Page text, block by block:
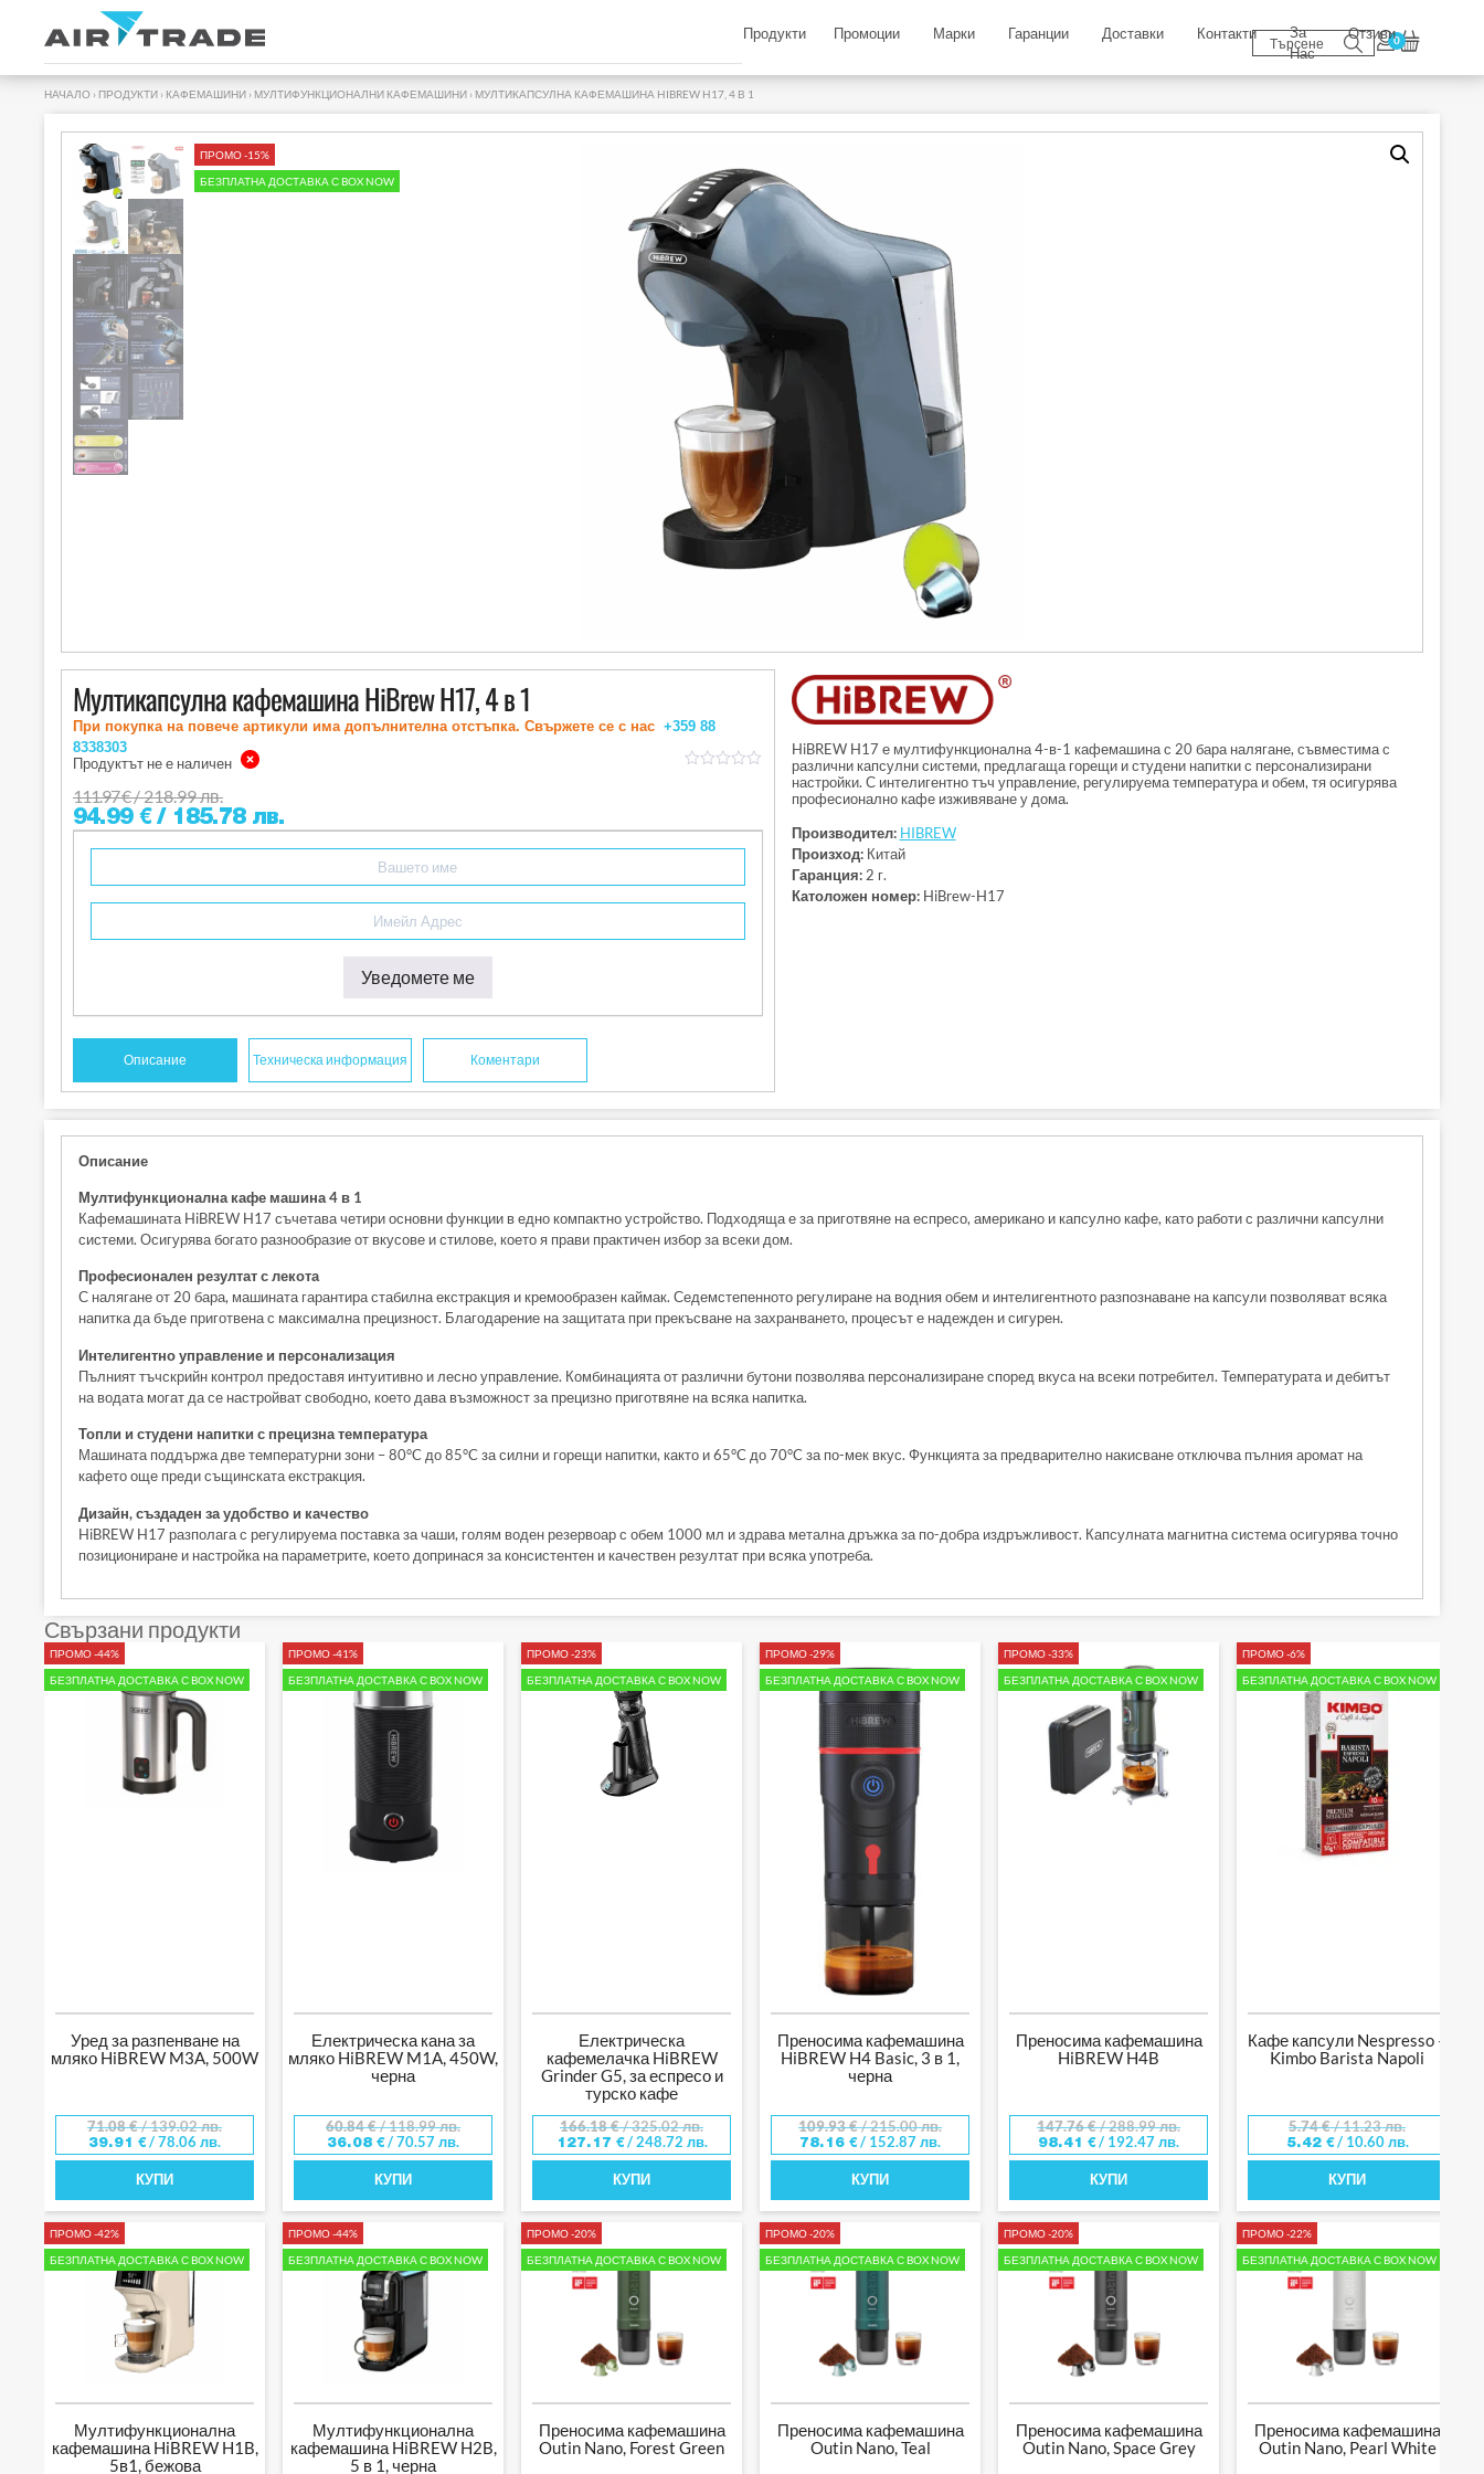
Продукти Промоции Марки Гаранции Доставки Контакти
За
Нас
Отзиви0
НАЧАЛО › ПРОДУКТИ › КАФЕМАШИНИ › МУЛТИФУНКЦИОНАЛНИ КАФЕМАШИНИ › МУЛТИКАПСУЛНА КАФЕМАШИНА HIBREW H17, 4 В 1
ПРОМО -15%
БЕЗПЛАТНА ДОСТАВКА С BOX NOW
Мултикапсулна кафемашина HiBrew H17, 4 в 1
При покупка на повече артикули има допълнителна отстъпка. Свържете се с нас +359 88
8338303
Продуктът не е наличен
111.97€/ 218.99 лв.
94.99 €/ 185.78 лв.
Уведомете ме
Описание Техническа информация Коментари
HiBREW H17 е мултифункционална 4-в-1 кафемашина с 20 бара налягане, съвместима с
различни капсулни системи, предлагаща горещи и студени напитки с персонализирани
настройки. С интелигентно тъч управление, регулируема температура и обем, тя осигурява
професионално кафе изживяване у дома.
Производител: HIBREW
Произход:Китай
Гаранция:2 г.
Католожен номер:HiBrew-H17
Описание
Мултифункционална кафе машина 4 в 1
Кафемашината HiBREW H17 съчетава четири основни функции в едно компактно устройство. Подходяща е за приготвяне на еспресо, американо и капсулно кафе, като работи с различни капсулни
системи. Осигурява богато разнообразие от вкусове и стилове, което я прави практичен избор за всеки дом.
Професионален резултат с лекота
С налягане от 20 бара, машината гарантира стабилна екстракция и кремообразен каймак. Седемстепенното регулиране на водния обем и интелигентното разпознаване на капсули позволяват всяка
напитка да бъде приготвена с максимална прецизност. Благодарение на защитата при прекъсване на захранването, процесът е надежден и сигурен.
Интелигентно управление и персонализация
Пълният тъчскрийн контрол предоставя интуитивно и лесно управление. Комбинацията от различни бутони позволява персонализиране според вкуса на всеки потребител. Температурата и дебитът
на водата могат да се настройват свободно, което дава възможност за прецизно приготвяне на всяка напитка.
Топли и студени напитки с прецизна температура
Машината поддържа две температурни зони – 80°C до 85°C за силни и горещи напитки, както и 65°C до 70°C за по-мек вкус. Функцията за предварително накисване отключва пълния аромат на
кафето още преди същинската екстракция.
Дизайн, създаден за удобство и качество
HiBREW H17 разполага с регулируема поставка за чаши, голям воден резервоар с обем 1000 мл и здрава метална дръжка за по-добра издръжливост. Капсулната магнитна система осигурява точно
позициониране и настройка на параметрите, което допринася за консистентен и качествен резултат при всяка употреба.
Свързани продукти
ПРОМО -44%
БЕЗПЛАТНА ДОСТАВКА С BOX NOW
Уред за разпенване на
мляко HiBREW M3A, 500W
71.08€/ 139.02 лв.
39.91 €/ 78.06 лв.
КУПИ
ПРОМО -41%
БЕЗПЛАТНА ДОСТАВКА С BOX NOW
Електрическа кана за
мляко HiBREW M1A, 450W,
черна
60.84€/ 118.99 лв.
36.08 €/ 70.57 лв.
КУПИ
ПРОМО -23%
БЕЗПЛАТНА ДОСТАВКА С BOX NOW
Електрическа
кафемелачка HiBREW
Grinder G5, за еспресо и
турско кафе
166.18€/ 325.02 лв.
127.17 €/ 248.72 лв.
КУПИ
ПРОМО -29%
БЕЗПЛАТНА ДОСТАВКА С BOX NOW
Преносима кафемашина
HiBREW H4 Basic, 3 в 1,
черна
109.93€/ 215.00 лв.
78.16 €/ 152.87 лв.
КУПИ
ПРОМО -33%
БЕЗПЛАТНА ДОСТАВКА С BOX NOW
Преносима кафемашина
HiBREW H4B
147.76€/ 288.99 лв.
98.41 €/ 192.47 лв.
КУПИ
ПРОМО -6%
БЕЗПЛАТНА ДОСТАВКА С BOX NOW
Кафе капсули Nespresso –
Kimbo Barista Napoli
5.74€/ 11.23 лв.
5.42 €/ 10.60 лв.
КУПИ
ПРОМО -42%
БЕЗПЛАТНА ДОСТАВКА С BOX NOW
Мултифункционална
кафемашина HiBREW H1B,
5в1, бежова
ПРОМО -44%
БЕЗПЛАТНА ДОСТАВКА С BOX NOW
Мултифункционална
кафемашина HiBREW H2B,
5 в 1, черна
ПРОМО -20%
БЕЗПЛАТНА ДОСТАВКА С BOX NOW
Преносима кафемашина
Outin Nano, Forest Green
ПРОМО -20%
БЕЗПЛАТНА ДОСТАВКА С BOX NOW
Преносима кафемашина
Outin Nano, Teal
ПРОМО -20%
БЕЗПЛАТНА ДОСТАВКА С BOX NOW
Преносима кафемашина
Outin Nano, Space Grey
ПРОМО -22%
БЕЗПЛАТНА ДОСТАВКА С BOX NOW
Преносима кафемашина
Outin Nano, Pearl White